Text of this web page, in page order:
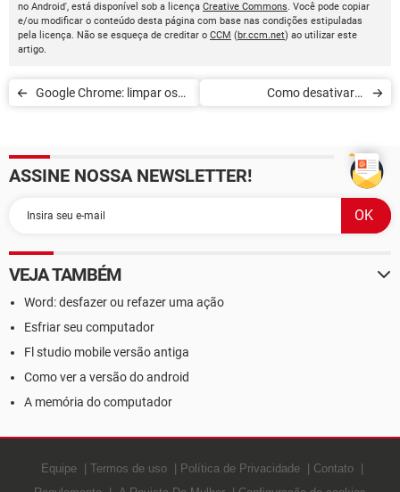
no Android', está disponível sob a licença Creative Commons. Você pode copiar
e/ou modificar o conteúdo desta página com base nas condições estipuladas
pela licença. Não se esqueça de creditar o CCM (br.ccm.net) ao utilizar este
artigo.
Google Chrome: limpar os
Como desativar a
ASSINE NOSSA NEWSLETTER!
VEJA TAMBÉM
Word: desfazer ou refazer uma ação
Esfriar seu computador
Fl studio mobile versão antiga
Como ver a versão do android
A memória do computador
Equipe Termos de uso Política de Privacidade
Contato